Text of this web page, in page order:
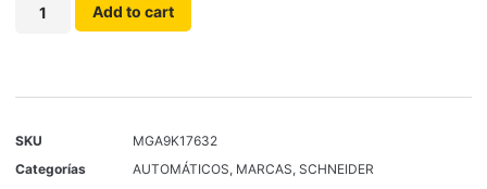
Add to cart
SKU
MGA9K17632
Categorías
AUTOMÁTICOS, MARCAS, SCHNEIDER